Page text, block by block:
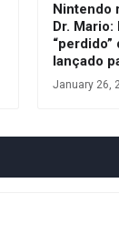
Nintendo
Dr.
lançado
January 26,